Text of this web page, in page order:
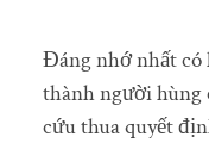
Đáng nhớ nhất
thành người hùng
cứu thua quyết